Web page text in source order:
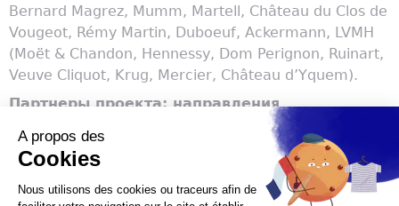
Bernard Magrez, Mumm, Martell, Château du Clos de
Vougeot, Rémy Martin, Duboeuf, Ackermann, LVMH
(Moët & Chandon, Hennessy, Dom Perignon, Ruinart,
Veuve Cliquot, Krug, Mercier, Château d’Yquem).
Партнеры проекта: направления
Бордо, Шампань, Долина Роны, Прованс, Эльзас,
Долина Луары, Юго-запад и Арманьяк, Коньяк,
Савойя, Пэи д'Ок, Руссильон, Лангедок,
Бургундия, Божоле